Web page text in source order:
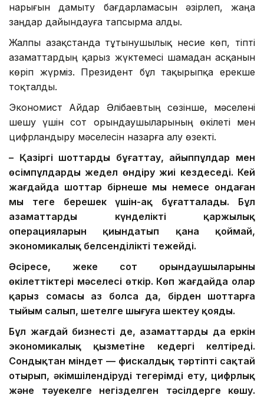
нарығын дамыту бағдарламасын әзірлеп, жаңа
заңдар дайындауға тапсырма алды.
Жалпы Қазақстанда тұтынушылық несие көп, тіпті
азаматтардың қарыз жүктемесі шамадан асқанын
көріп жүрміз. Президент бұл тақырыпқа ерекше
тоқталды.
Экономист Айдар Әлібаевтың сөзінше, мәселені
шешу үшін сот орындаушыларының өкілеті мен
цифрландыру мәселесін назарға алу өзекті.
– Қазіргі шоттарды бұғаттау, айыппұлдар мен
өсімпұлдарды жедел өндіру жиі кездеседі. Кей
жағдайда шоттар бірнеше мың немесе ондаған
мың теңге берешек үшін-ақ бұғатталады. Бұл
азаматтардың күнделікті қаржылық
операцияларын қиындатып қана қоймай,
экономикалық белсенділікті тежейді.
Әсіресе, жеке сот орындаушыларының
өкілеттіктері мәселесі өткір. Көп жағдайда олар
қарыз сомасы аз болса да, бірден шоттарға
тыйым салып, шетелге шығуға шектеу қояды.
Бұл жағдай бизнестің де, азаматтардың да еркін
экономикалық қызметіне кедергі келтіреді.
Сондықтан міндет — фискалдық тәртіпті сақтай
отырып, әкімшілендіруді теңгерімді ету, цифрлық
және тәуекелге негізделген тәсілдерге көшу.